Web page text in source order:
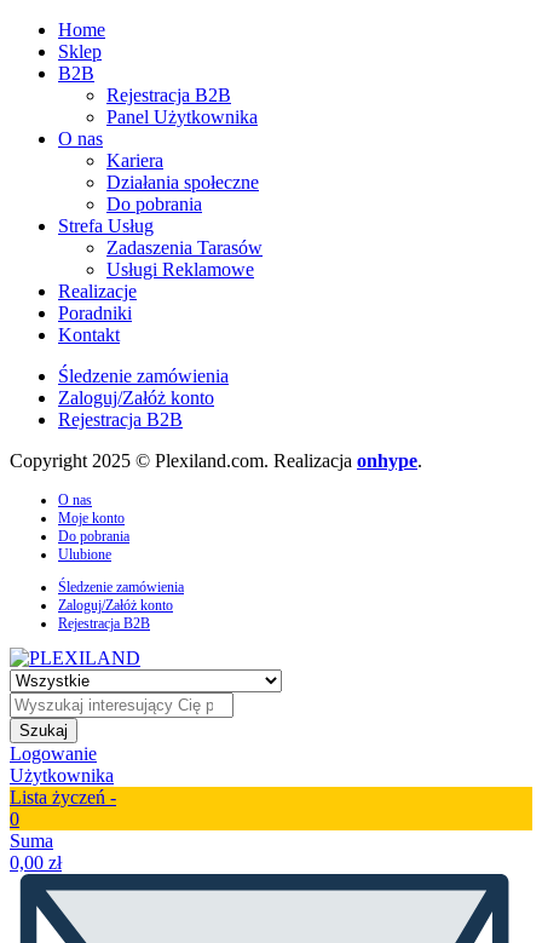
Home
Sklep
B2B
Rejestracja B2B
Panel Użytkownika
O nas
Kariera
Działania społeczne
Do pobrania
Strefa Usług
Zadaszenia Tarasów
Usługi Reklamowe
Realizacje
Poradniki
Kontakt
Śledzenie zamówienia
Zaloguj/Załóż konto
Rejestracja B2B
Copyright 2025 © Plexiland.com. Realizacja onhype.
O nas
Moje konto
Do pobrania
Ulubione
Śledzenie zamówienia
Zaloguj/Załóż konto
Rejestracja B2B
Szukaj
Logowanie
Użytkownika
Lista życzeń -
0
Suma
0,00 zł